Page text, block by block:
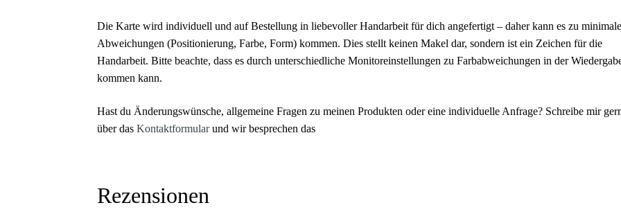
Die Karte wird individuell und auf Bestellung in liebevoller Handarbeit für dich angefertigt – daher kann es zu
Abweichungen (Positionierung, Farbe, Form) kommen. Dies stellt keinen Makel dar, sondern ist ein Zeichen für die
Handarbeit. Bitte beachte, dass es durch unterschiedliche Monitoreinstellungen zu Farbabweichungen in der
kommen kann.
Hast du Änderungswünsche, allgemeine Fragen zu meinen Produkten oder eine individuelle Anfrage? Schreibe mir
über dasKontaktformularund wir besprechen das
Rezensionen